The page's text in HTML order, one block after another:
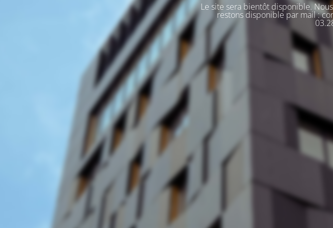
Le site sera bientôt disponible.
restons disponible par mail :